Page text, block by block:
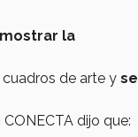
mostrar la
de arte y se
dijo que: